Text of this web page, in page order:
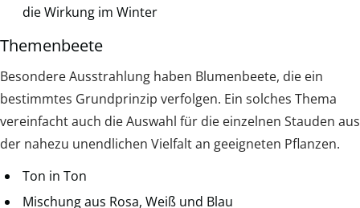
die Wirkung im Winter
Themenbeete
Besondere Ausstrahlung haben Blumenbeete, die ein
bestimmtes Grundprinzip verfolgen. Ein solches Thema
vereinfacht auch die Auswahl für die einzelnen Stauden aus
der nahezu unendlichen Vielfalt an geeigneten Pflanzen.
Ton in Ton
Mischung aus Rosa, Weiß und Blau